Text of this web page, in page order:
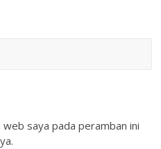
saya pada peramban ini